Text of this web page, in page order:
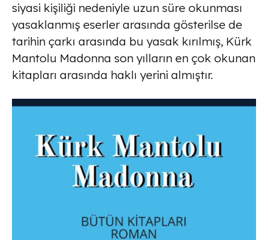
siyasi kişiliği nedeniyle uzun süre okunması
yasaklanmış eserler arasında gösterilse de
tarihin çarkı arasında bu yasak kırılmış, Kürk
Mantolu Madonna son yılların en çok okunan
kitapları arasında haklı yerini almıştır.